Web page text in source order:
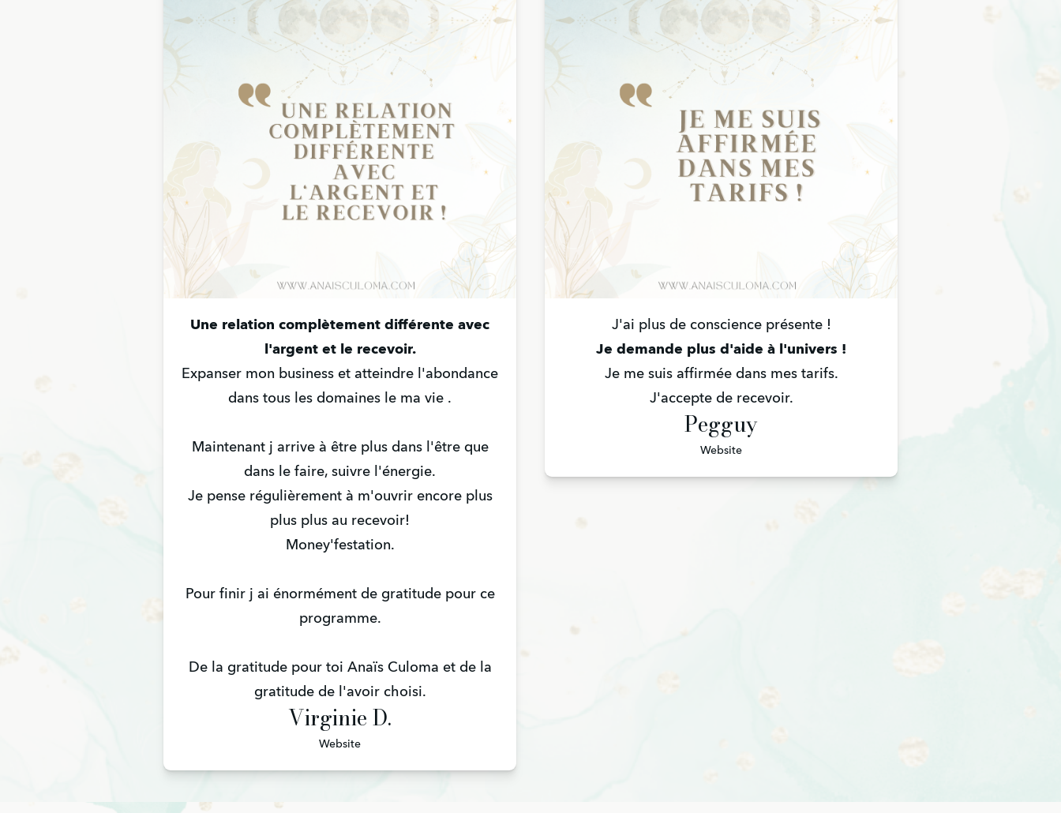
Virginie D.
Website
Une relation complètement différente avec
l'argent et le recevoir.
Expanser mon business et atteindre l'abondance
dans tous les domaines le ma vie .
Maintenant j arrive à être plus dans l'être que
dans le faire, suivre l'énergie.
Je pense régulièrement à m'ouvrir encore plus
plus plus au recevoir!
Money'festation.
Pour finir j ai énormément de gratitude pour ce
programme.
De la gratitude pour toi Anaïs Culoma et de la
gratitude de l'avoir choisi.
Pegguy
Website
J'ai plus de conscience présente !
Je demande plus d'aide à l'univers !
Je me suis affirmée dans mes tarifs.
J'accepte de recevoir.